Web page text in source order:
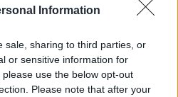
Information
sale, sharing to third parties, or
or sensitive information for
use the below opt-out
Please note that after your
. Οι
και τρεις
.